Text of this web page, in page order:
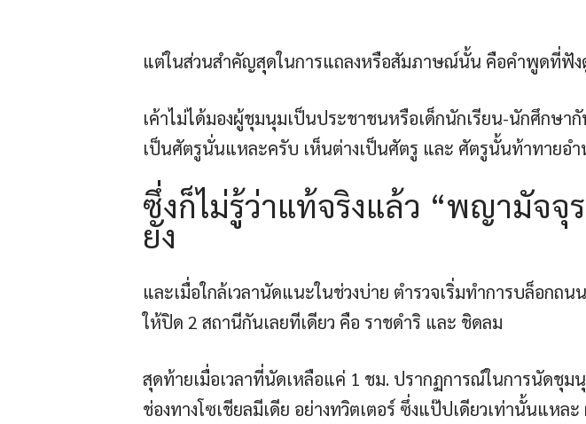
แต่ในส่วนสำคัญสุดในการแถลงหรือสัมภาษณ์นั้น คือคำพูดที่ฟั
เค้าไม่ได้มองผู้ชุมนุมเป็นประชาชนหรือเด็กนักเรียน-นักศึกษา
เป็นศัตรูนั่นแหละครับ เห็นต่างเป็นศัตรู และ ศัตรูนั้นท้าทายอ
ซึ่งก็ไม่รู้ว่าแท้จริงแล้ว “พญามัจ
ยัง
และเมื่อใกล้เวลานัดแนะในช่วงบ่าย ตำรวจเริ่มทำการบล็อกถ
ให้ปิด 2 สถานีกันเลยทีเดียว คือ ราชดำริ และ ชิดลม
สุดท้ายเมื่อเวลาที่นัดเหลือแค่ 1 ชม. ปรากฏการณ์ในการนัดชุ
ช่องทางโซเชียลมีเดีย อย่างทวิตเตอร์ ซึ่งแป๊ปเดียวเท่านั้นแห